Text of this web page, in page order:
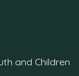
and Children